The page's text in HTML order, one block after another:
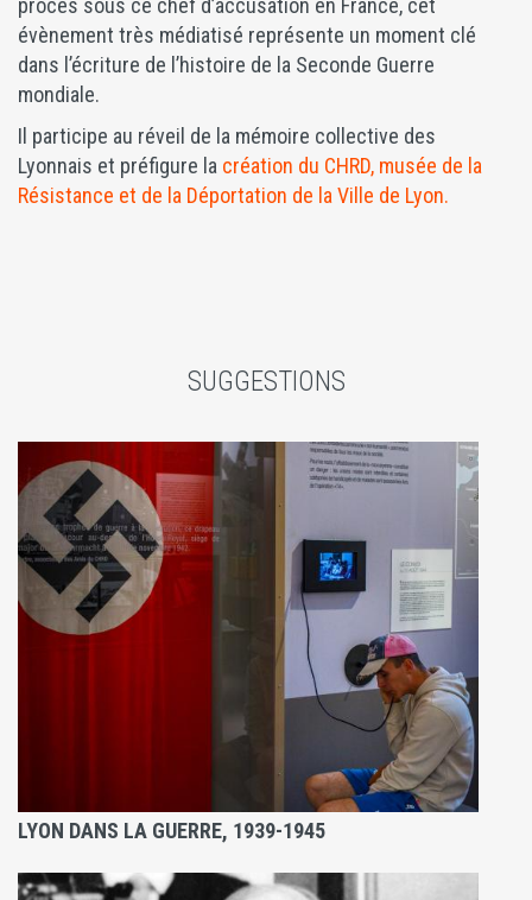
évènement très médiatisé représente un moment clé
dans l’écriture de l’histoire de la Seconde Guerre
mondiale.
Il participe au réveil de la mémoire collective des
Lyonnais et préfigure la création du CHRD, musée de la
Résistance et de la Déportation de la Ville de Lyon.
SUGGESTIONS
LYON DANS LA GUERRE, 1939-1945